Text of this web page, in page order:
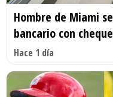
Hombre de Miami
bancario con
Hace 1 día